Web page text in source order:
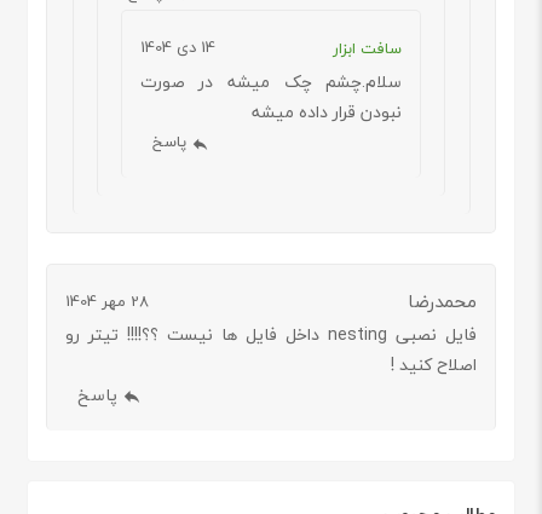
سافت ابزار 14 دی 1404
سلام.چشم چک میشه در صورت
نبودن قرار داده میشه
پاسخ
محمدرضا 28 مهر 1404
فایل نصبی nesting داخل فایل ها نیست ؟؟!!!! تیتر رو
اصلاح کنید !
پاسخ